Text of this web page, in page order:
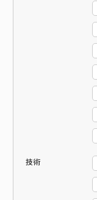
技術